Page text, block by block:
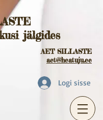
jälgides
AET SILLASTE
aet@heatuju.ee
Logi sisse